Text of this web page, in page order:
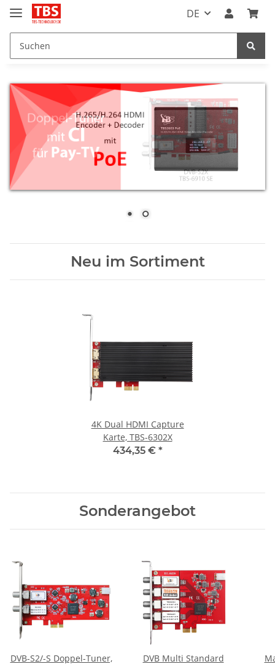
DE
Neu im Sortiment
4K Dual HDMI Capture
Karte, TBS-6302X
434,35 € *
Sonderangebot
DVB-S2/-S Doppel-Tuner,
DVB Multi Standard